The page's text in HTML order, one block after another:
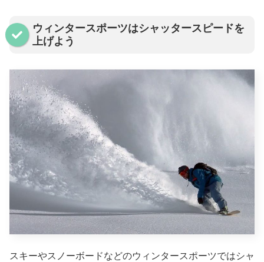
ウィンタースポーツはシャッタースピードを
上げよう
スキーやスノーボードなどのウィンタースポーツではシャ